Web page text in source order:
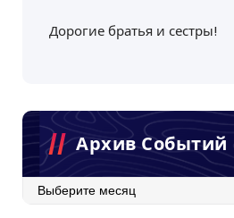
Дорогие братья и сестры!
Архив Событий
Архив